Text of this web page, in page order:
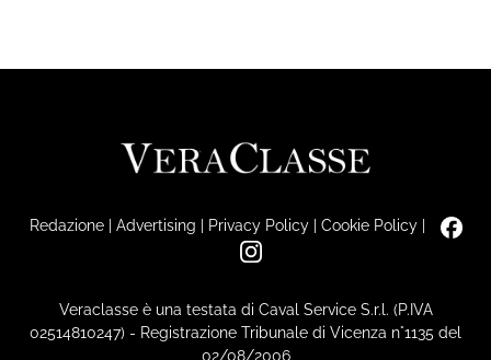
Redazione| Advertising Privacy Policy| Cookie Policy|
Veraclasse è una testata di Caval Service S.r.l. (P.IVA
02514810247) - Registrazione Tribunale di Vicenza n°1135 del
02/08/2006